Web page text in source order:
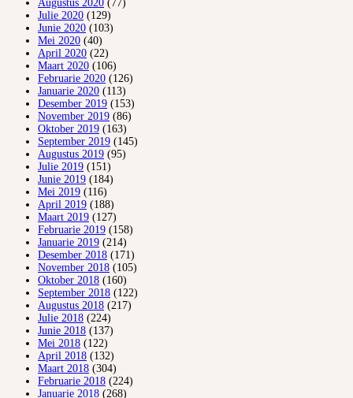
Augustus 2020 (77)
Julie 2020 (129)
Junie 2020 (103)
Mei 2020 (40)
April 2020 (22)
Maart 2020 (106)
Februarie 2020 (126)
Januarie 2020 (113)
Desember 2019 (153)
November 2019 (86)
Oktober 2019 (163)
September 2019 (145)
Augustus 2019 (95)
Julie 2019 (151)
Junie 2019 (184)
Mei 2019 (116)
April 2019 (188)
Maart 2019 (127)
Februarie 2019 (158)
Januarie 2019 (214)
Desember 2018 (171)
November 2018 (105)
Oktober 2018 (160)
September 2018 (122)
Augustus 2018 (217)
Julie 2018 (224)
Junie 2018 (137)
Mei 2018 (122)
April 2018 (132)
Maart 2018 (304)
Februarie 2018 (224)
Januarie 2018 (268)